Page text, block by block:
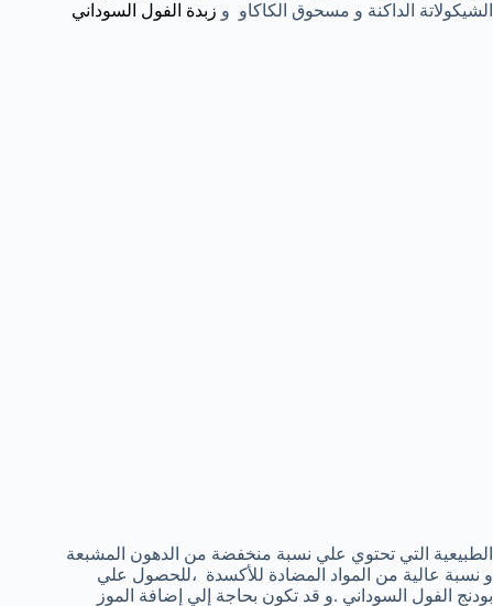
الشيكولاتة الداكنة و مسحوق الكاكاو و زبدة الفول السوداني
الطبيعية التي تحتوي علي نسبة منخفضة من الدهون المشبعة
و نسبة عالية من المواد المضادة للأكسدة ،للحصول علي
بودنج الفول السوداني .و قد تكون بحاجة إلي إضافة الموز